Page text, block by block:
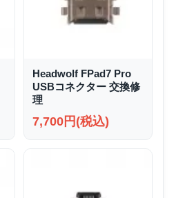
Headwolf FPad7 Pro
USBコネクター 交換修
理
7,700円(税込)